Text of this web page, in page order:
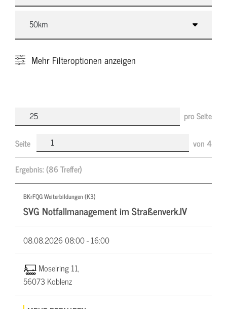
Mehr Filteroptionen anzeigen
pro Seite
Seite von 4
Ergebnis:(86 Treffer)
BKrFQG Weiterbildungen (K3)
SVG Notfallmanagement im Straßenverk.IV
08.08.202608:00 - 16:00
Moselring 11,
56073 Koblenz